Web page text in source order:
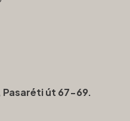
Pasaréti út 67-69.